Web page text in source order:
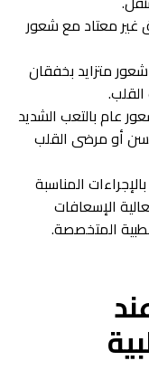
غير معتاد مع شعور
متزايد بخفقان
عام بالتعب الشديد
أو مرضى القلب
المناسبة
الإسعافات
المتخصصة.